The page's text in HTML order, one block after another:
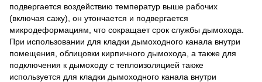
подвергается воздействию температур выше рабочих
(включая сажу), он утончается и подвергается
микродеформациям, что сокращает срок службы дымохода.
При использовании для кладки дымоходного канала внутри
помещения, облицовки кирпичного дымохода, а также для
подключения к дымоходу с теплоизоляцией также
используется для кладки дымоходного канала внутри